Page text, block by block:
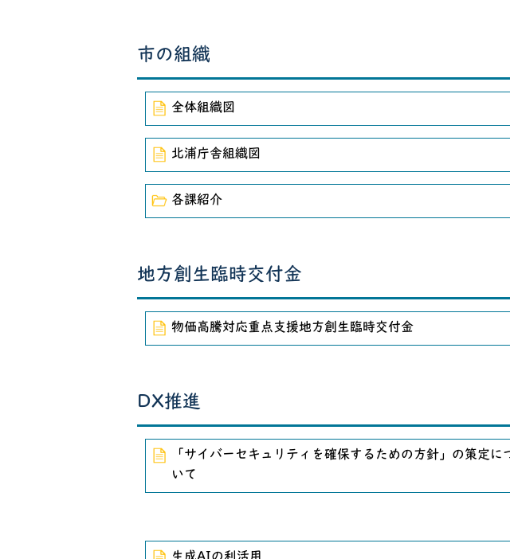
2019年4月21日
2016年4月20日 熊本地震の被災者支援について
2015年1月1日
2014年12月14日 衆議院議員総選挙（比例代表）投開票
2014年12月14日 衆議院議員総選挙投票結果（小選挙区）
市の組織
全体組織図
北浦庁舎組織図
各課紹介
地方創生臨時交付金
物価高騰対応重点支援地方創生臨時交付金
DX推進
「サイバーセキュリティを確保するための方針」の策定に
いて